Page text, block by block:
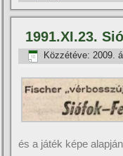
1991.XI.23.
Közzétéve: 2009.
és a játék képe